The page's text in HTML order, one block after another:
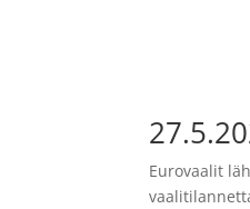
Eurovaalit